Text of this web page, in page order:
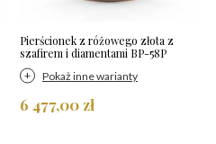
Pierścionek z różowego złota z
szafirem i diamentami BP-58P
Pokaż inne warianty
6 477,00 zł